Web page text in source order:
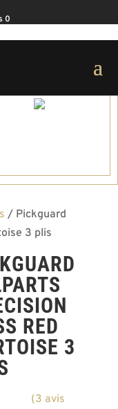
0
/ Pickguard
3 plis
RED
3
(3 avis